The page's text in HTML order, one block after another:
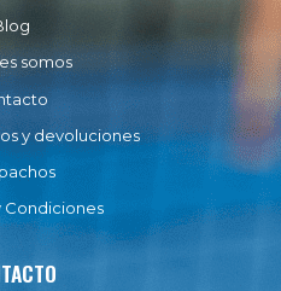
somos
y devoluciones
Condiciones